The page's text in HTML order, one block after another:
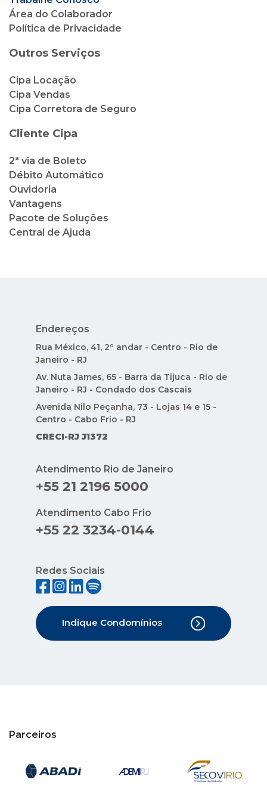
Área do Colaborador
Política de Privacidade
Outros Serviços
Cipa Locação
Cipa Vendas
Cipa Corretora de Seguro
Cliente Cipa
2ª via de Boleto
Débito Automático
Ouvidoria
Vantagens
Pacote de Soluções
Central de Ajuda
Endereços
Rua México, 41, 2º andar - Centro - Rio de
Janeiro - RJ
Av. Nuta James, 65 - Barra da Tijuca - Rio de
Janeiro - RJ - Condado dos Cascais
Avenida Nilo Peçanha, 73 - Lojas 14 e 15 -
Centro - Cabo Frio - RJ
CRECI-RJ J1372
Atendimento Rio de Janeiro
+55 21 2196 5000
Atendimento Cabo Frio
+55 22 3234-0144
Redes Sociais
Indique Condomínios
Parceiros